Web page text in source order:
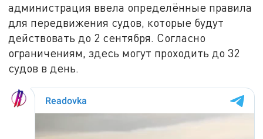
администрация ввела определённые правила
для передвижения судов, которые будут
действовать до 2 сентября. Согласно
ограничениям, здесь могут проходить до 32
судов в день.